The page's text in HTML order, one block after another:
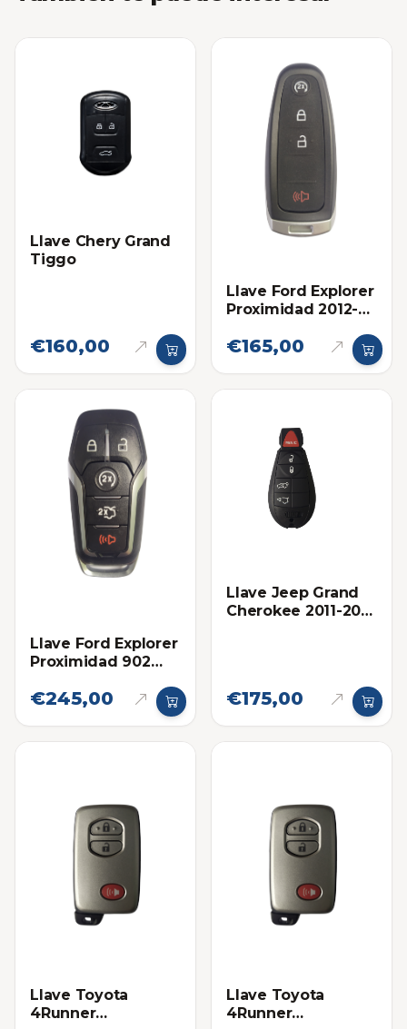
Llave Chery Grand
Tiggo
€160,00
Llave Ford Explorer
Proximidad 2012-
original
€165,00
Llave Ford Explorer
Proximidad 902
Original 2016-2019
€245,00
Llave Jeep Grand
Cherokee 2011-2013
€175,00
Llave Toyota
4Runner
Llave Toyota
4Runner